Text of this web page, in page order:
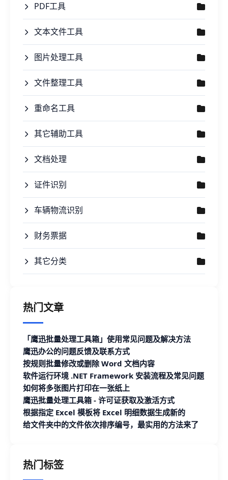
PDF工具
文本文件工具
图片处理工具
文件整理工具
重命名工具
其它辅助工具
文档处理
证件识别
车辆物流识别
财务票据
其它分类
热门文章
「鹰迅批量处理工具箱」使用常见问题及解决方法
鹰迅办公的问题反馈及联系方式
按规则批量修改或删除 Word 文档内容
软件运行环境 .NET Framework 安装流程及常见问题
如何将多张图片打印在一张纸上
鹰迅批量处理工具箱 - 许可证获取及激活方式
根据指定 Excel 模板将 Excel 明细数据生成新的
Excel 文档
给文件夹中的文件依次排序编号，最实用的方法来了
热门标签